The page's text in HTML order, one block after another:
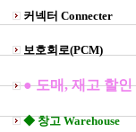
커넥터 Connecter
보호회로(PCM)
● 도매, 재고 할인
◆ 창고 Warehouse